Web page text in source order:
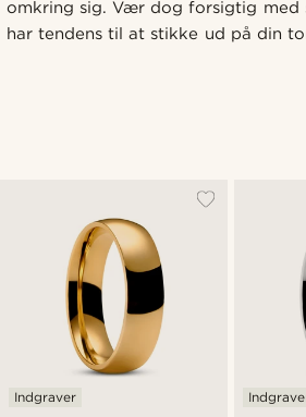
omkring sig. Vær dog forsigtig med
har tendens til at stikke ud på din
Indgraver